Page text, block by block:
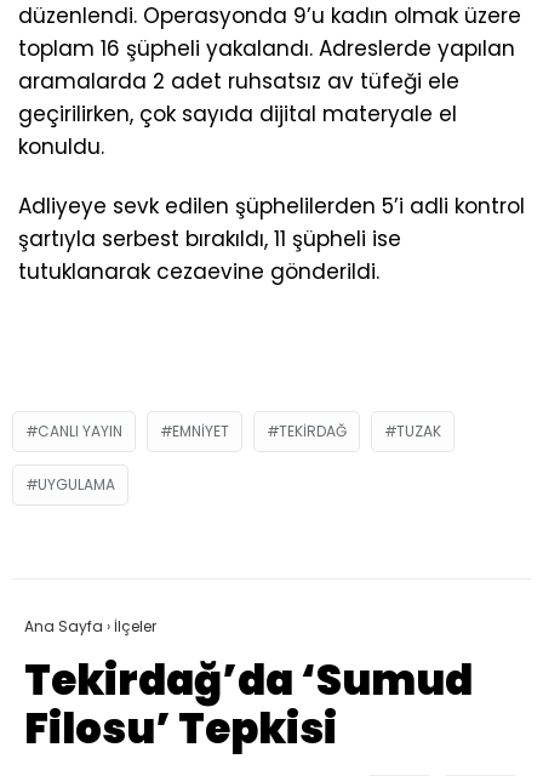
düzenlendi. Operasyonda 9’u kadın olmak üzere
toplam 16 şüpheli yakalandı. Adreslerde yapılan
aramalarda 2 adet ruhsatsız av tüfeği ele
geçirilirken, çok sayıda dijital materyale el
konuldu.
Adliyeye sevk edilen şüphelilerden 5’i adli kontrol
şartıyla serbest bırakıldı, 11 şüpheli ise
tutuklanarak cezaevine gönderildi.
CANLI YAYIN EMNIYET TEKIRDAĞ TUZAK
UYGULAMA
Ana Sayfa › İlçeler
Tekirdağ’da ‘Sumud
Filosu’ Tepkisi